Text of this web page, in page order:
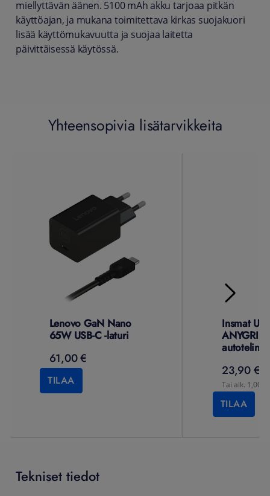
miellyttävän äänen. 5100 mAh akku tarjoaa pitkän
käyttöajan, ja mukana toimitettava kirkas suojakuori
lisää käyttömukavuutta ja suojaa laitetta
päivittäisessä käytössä.
Yhteensopivia lisätarvikkeita
Lenovo GaN Nano
65W USB-C -laturi
61,00 €
TILAA
Insmat
ANYGRIP
autoteline
23,90 €
Tai alk. 1,00
TILAA
Tekniset tiedot